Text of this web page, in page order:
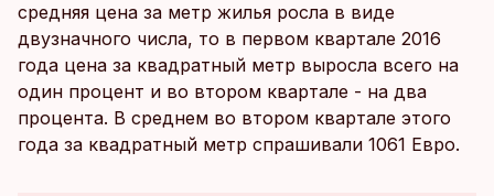
средняя цена за метр жилья росла в виде
двузначного числа, то в первом квартале 2016
года цена за квадратный метр выросла всего на
один процент и во втором квартале - на два
процента. В среднем во втором квартале этого
года за квадратный метр спрашивали 1061 Евро.